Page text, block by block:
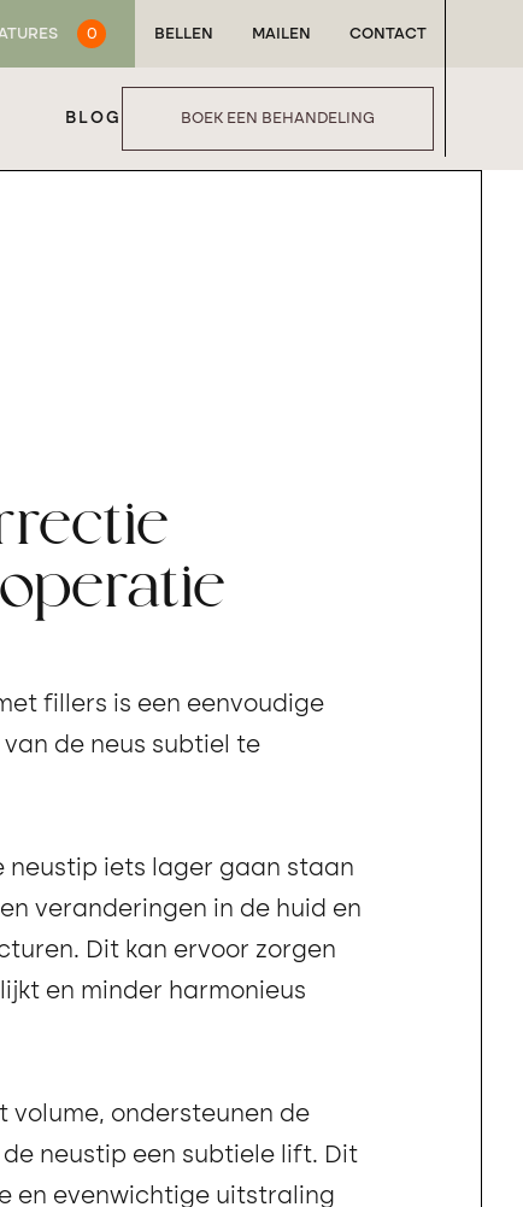
0 BELLEN MAILEN CONTACT
BLOG BOEK EEN BEHANDELING
fillers is een eenvoudige
de neus subtiel te
neustip iets lager gaan staan
veranderingen in de huid en
Dit kan ervoor zorgen
en minder harmonieus
volume, ondersteunen de
neustip een subtiele lift. Dit
en evenwichtige uitstraling